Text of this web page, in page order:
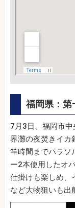
福岡県：第
7月3日、福岡市
界灘の夜焚きイカ
竿時間までパラソ
ー2本使用したオ
仕掛けも楽しめ、
など大物狙いも出